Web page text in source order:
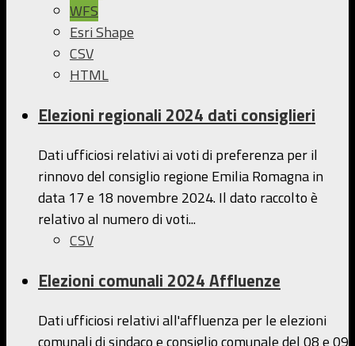
WFS
Esri Shape
CSV
HTML
Elezioni regionali 2024 dati consiglieri
Dati ufficiosi relativi ai voti di preferenza per il
rinnovo del consiglio regione Emilia Romagna in
data 17 e 18 novembre 2024. Il dato raccolto è
relativo al numero di voti...
CSV
Elezioni comunali 2024 Affluenze
Dati ufficiosi relativi all'affluenza per le elezioni